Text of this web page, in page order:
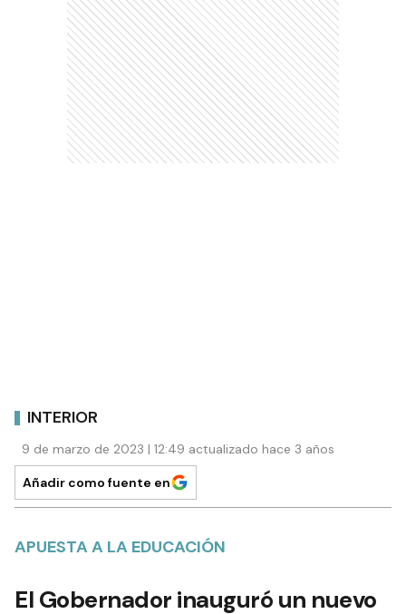
INTERIOR
9 de marzo de 2023 | 12:49 actualizado hace 3 años
Añadir como fuente en
APUESTA A LA EDUCACIÓN
El Gobernador inauguró un nuevo